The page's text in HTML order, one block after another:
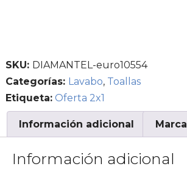
SKU: DIAMANTEL-euro10554
Categorías: Lavabo, Toallas
Etiqueta: Oferta 2x1
Información adicional Marca
Información adicional